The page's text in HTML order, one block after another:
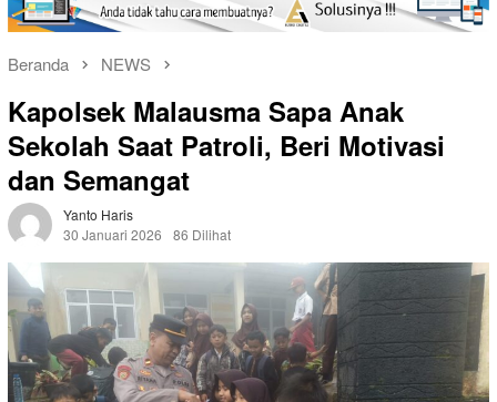
Beranda NEWS
Kapolsek Malausma Sapa Anak
Sekolah Saat Patroli, Beri Motivasi
dan Semangat
Yanto Haris
30 Januari 2026
86 Dilihat